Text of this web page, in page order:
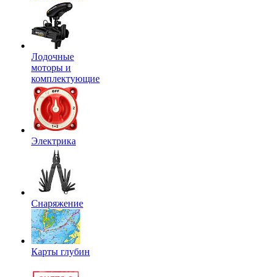
Лодочные
моторы и
комплектующие
Электрика
Снаряжение
Карты глубин